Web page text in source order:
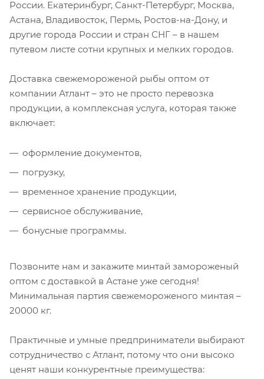
России. Екатеринбург, Санкт-Петербург, Москва,
Астана, Владивосток, Пермь, Ростов-на-Дону, и
другие города России и стран СНГ – в нашем
путевом листе сотни крупных и мелких городов.
Доставка свежемороженой рыбы оптом от
компании Атлант – это не просто перевозка
продукции, а комплексная услуга, которая также
включает:
оформление документов,
погрузку,
временное хранение продукции,
сервисное обслуживание,
бонусные программы.
Позвоните нам и закажите минтай замороженый
оптом с доставкой в Астане уже сегодня!
Минимальная партия свежемороженого минтая –
20000 кг.
Практичные и умные предприниматели выбирают
сотрудничество с Атлант, потому что они высоко
ценят наши конкурентные преимущества: